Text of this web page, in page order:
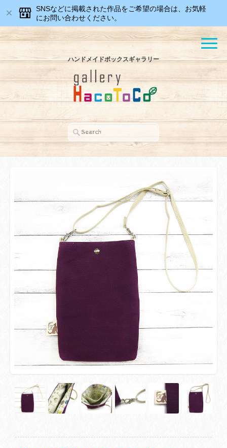
SNSなどに掲載された作品をご希望の場合は、お気軽
にお問い合わせください。
ハンドメイドボックスギャラリー